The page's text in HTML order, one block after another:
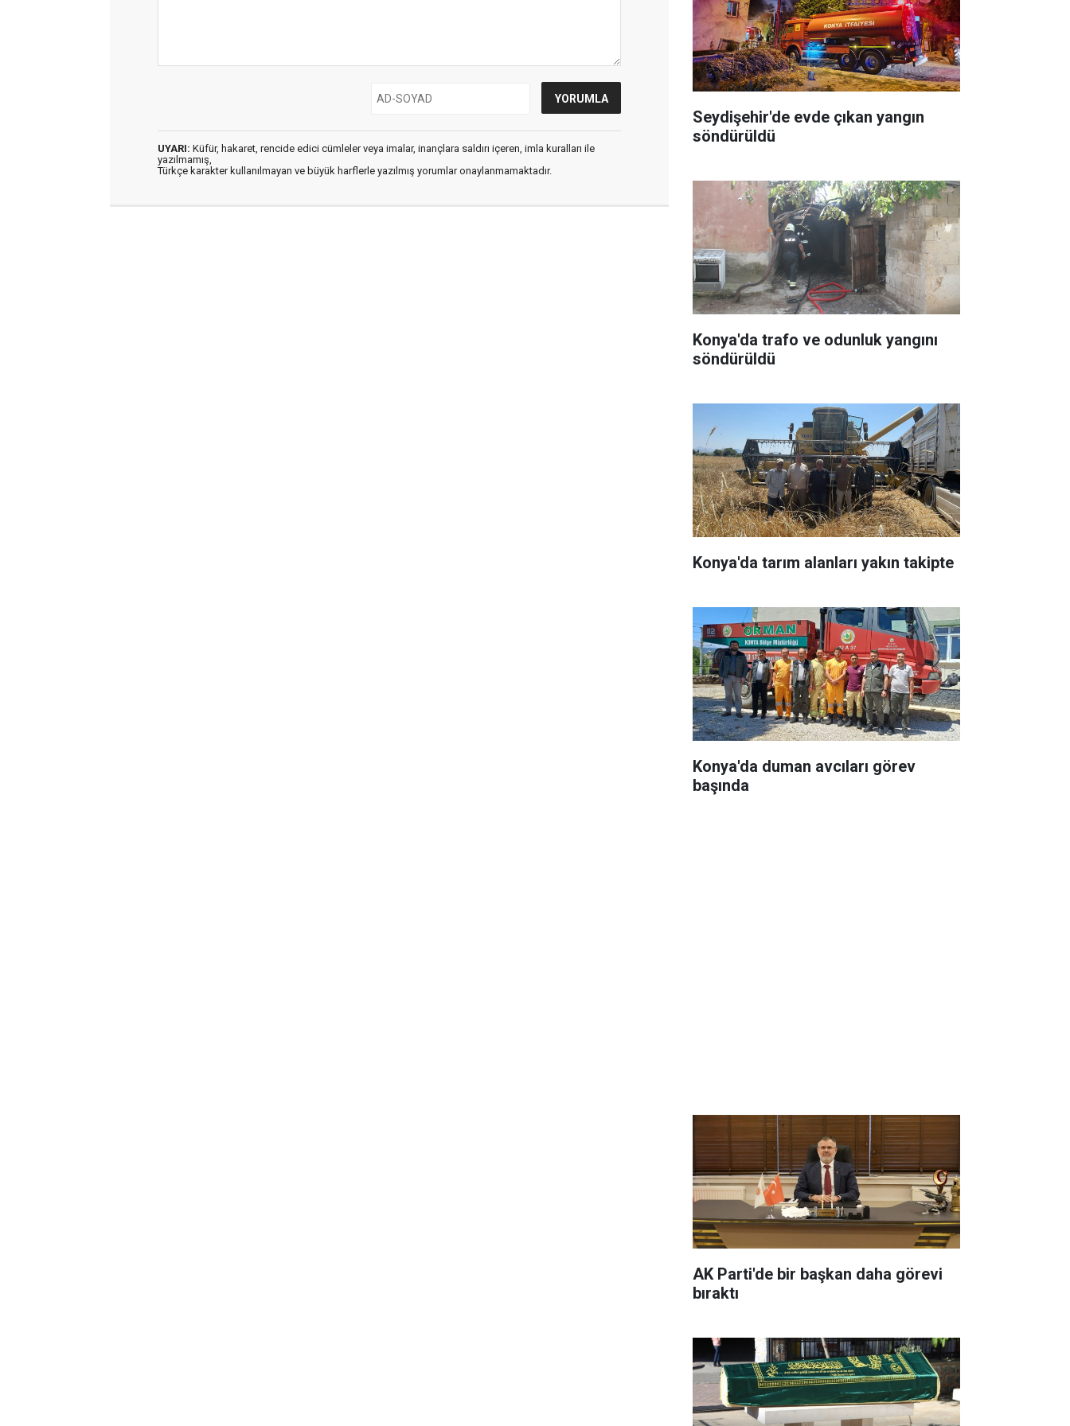
UYARI: Küfür, hakaret, rencide edici cümleler veya imalar, inançlara saldırı içeren, imla kuralları ile
yazılmamış,
Türkçe karakter kullanılmayan ve büyük harflerle yazılmış yorumlar onaylanmamaktadır.
Seydişehir'de evde çıkan yangın
söndürüldü
Konya'da trafo ve odunluk yangını
söndürüldü
Konya'da tarım alanları yakın takipte
Konya'da duman avcıları görev
başında
AK Parti'de bir başkan daha görevi
bıraktı